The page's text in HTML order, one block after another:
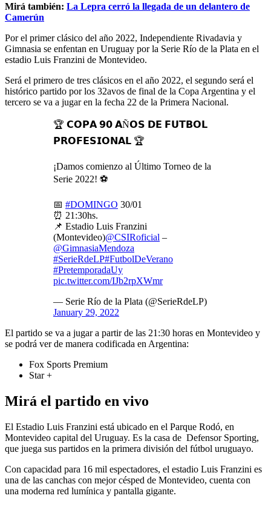
Mirá también: La Lepra cerró la llegada de un delantero de
Camerún
Por el primer clásico del año 2022, Independiente Rivadavia y
Gimnasia se enfentan en Uruguay por la Serie Río de la Plata en el
estadio Luis Franzini de Montevideo.
Será el primero de tres clásicos en el año 2022, el segundo será el
histórico partido por los 32avos de final de la Copa Argentina y el
tercero se va a jugar en la fecha 22 de la Primera Nacional.
🏆 𝗖𝗢𝗣𝗔 𝟵𝟬 𝗔Ñ𝗢𝗦 𝗗𝗘 𝗙𝗨𝗧𝗕𝗢𝗟
𝗣𝗥𝗢𝗙𝗘𝗦𝗜𝗢𝗡𝗔𝗟 🏆
¡Damos comienzo al Último Torneo de la
Serie 2022! ⚽️
📅 #DOMINGO 30/01
⏰ 21:30hs.
📌 Estadio Luis Franzini
(Montevideo)@CSIRoficial –
@GimnasiaMendoza
#SerieRdeLP#FutbolDeVerano
#PretemporadaUy
pic.twitter.com/IJb2rpXWmr
— Serie Río de la Plata (@SerieRdeLP)
January 29, 2022
El partido se va a jugar a partir de las 21:30 horas en Montevideo y
se podrá ver de manera codificada en Argentina:
Fox Sports Premium
Star +
Mirá el partido en vivo
El Estadio Luis Franzini está ubicado en el Parque Rodó, en
Montevideo capital del Uruguay. Es la casa de Defensor Sporting,
que juega sus partidos en la primera división del fútbol uruguayo.
Con capacidad para 16 mil espectadores, el estadio Luis Franzini es
una de las canchas con mejor césped de Montevideo, cuenta con
una moderna red lumínica y pantalla gigante.